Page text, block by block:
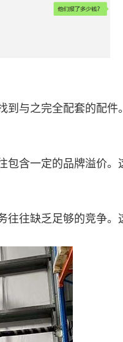
到与之完全配套的配件
包含一定的品牌溢价。
往往缺乏足够的竞争。